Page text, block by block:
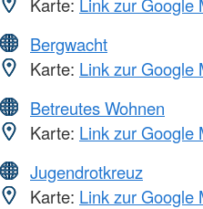
Bergwacht
Karte: Link zur Google
Betreutes Wohnen
Karte: Link zur Google
Jugendrotkreuz
Karte: Link zur Google